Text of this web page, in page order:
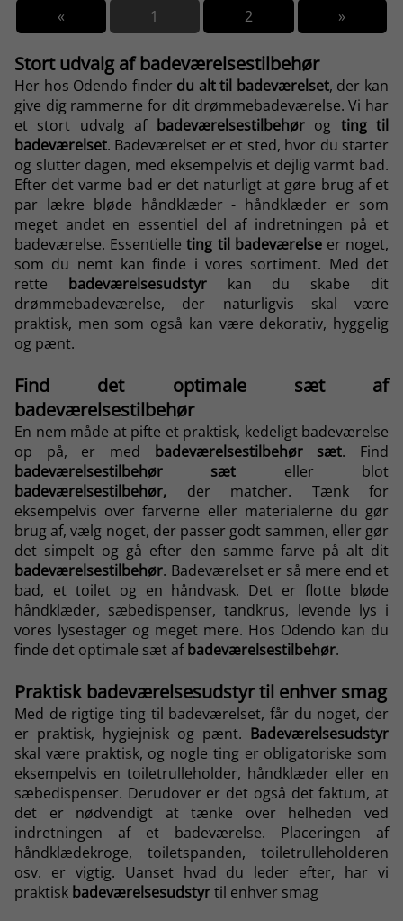
« 1 2 »
Stort udvalg af badeværelsestilbehør
Her hos Odendo finder du alt til badeværelset, der kan
give dig rammerne for dit drømmebadeværelse. Vi har
et stort udvalg af badeværelsestilbehørog ting til
badeværelset. Badeværelset er et sted, hvor du starter
og slutter dagen, med eksempelvis et dejlig varmt bad.
Efter det varme bad er det naturligt at gøre brug af et
par lækre bløde håndklæder - håndklæder er som
meget andet en essentiel del af indretningen på et
badeværelse. Essentielleting til badeværelse er noget,
som du nemt kan finde i vores sortiment. Med det
rette badeværelsesudstyrkan du skabe dit
drømmebadeværelse, der naturligvis skal være
praktisk, men som også kan være dekorativ, hyggelig
og pænt.
Find det optimale sæt af
badeværelsestilbehør
En nem måde at pifte et praktisk, kedeligt badeværelse
op på, er med
badeværelsestilbehør sæt. Find
badeværelsestilbehør sæt eller blot
badeværelsestilbehør, der matcher. Tænk for
eksempelvis over farverne eller materialerne du gør
brug af, vælg noget, der passer godt sammen, eller gør
det simpelt og gå efter den samme farve på alt dit
badeværelsestilbehør. Badeværelset er så mere end et
bad, et toilet og en håndvask. Det er flotte bløde
håndklæder, sæbedispenser, tandkrus, levende lys i
vores lysestager og meget mere. Hos Odendo kan du
finde det optimale sæt af badeværelsestilbehør.
Praktisk badeværelsesudstyr til enhver smag
Med de rigtige ting til badeværelset, får du noget, der
er praktisk, hygiejnisk og pænt. Badeværelsesudstyr
skal være praktisk, og nogle ting er obligatoriske som
eksempelvis en toiletrulleholder, håndklæder eller en
sæbedispenser. Derudover er det også det faktum, at
det er nødvendigt at tænke over helheden ved
indretningen af et badeværelse. Placeringen af
håndklædekroge, toiletspanden, toiletrulleholderen
osv. er vigtig. Uanset hvad du leder efter, har vi
praktisk badeværelsesudstyrtil enhver smag